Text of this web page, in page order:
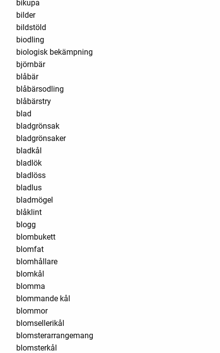
bikupa
bilder
bildstöld
biodling
biologisk bekämpning
björnbär
blåbär
blåbärsodling
blåbärstry
blad
bladgrönsak
bladgrönsaker
bladkål
bladlök
bladlöss
bladlus
bladmögel
blåklint
blogg
blombukett
blomfat
blomhållare
blomkål
blomma
blommande kål
blommor
blomsellerikål
blomsterarrangemang
blomsterkål